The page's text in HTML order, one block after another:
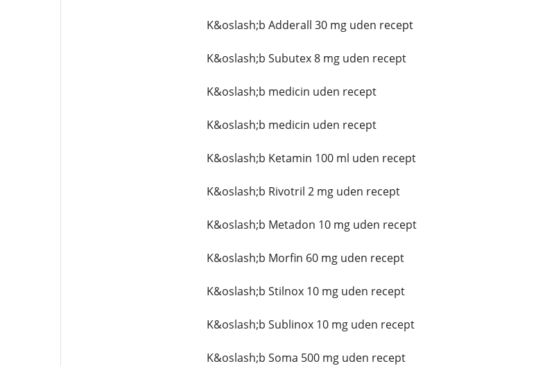
K&oslash;b Adderall 30 mg uden recept
K&oslash;b Subutex 8 mg uden recept
K&oslash;b medicin uden recept
K&oslash;b medicin uden recept
K&oslash;b Ketamin 100 ml uden recept
K&oslash;b Rivotril 2 mg uden recept
K&oslash;b Metadon 10 mg uden recept
K&oslash;b Morfin 60 mg uden recept
K&oslash;b Stilnox 10 mg uden recept
K&oslash;b Sublinox 10 mg uden recept
K&oslash;b Soma 500 mg uden recept